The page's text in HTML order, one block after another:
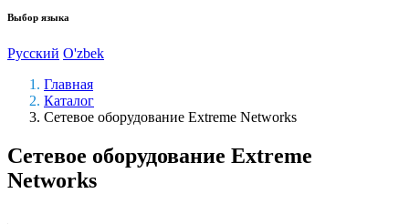
Выбор языка
Русский O'zbek
Главная
Каталог
Сетевое оборудование Extreme Networks
Сетевое оборудование Extreme
Networks